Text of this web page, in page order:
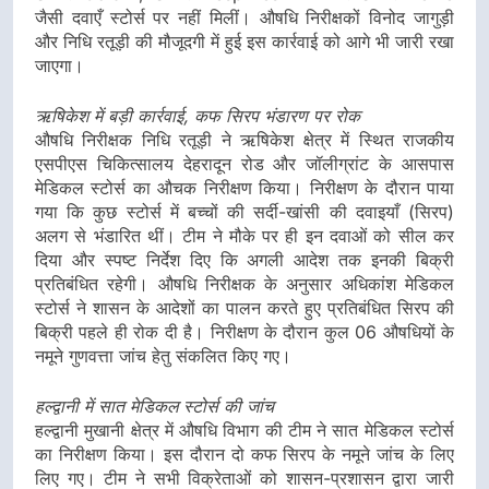
जैसी दवाएँ स्टोर्स पर नहीं मिलीं। औषधि निरीक्षकों विनोद जागुड़ी
और निधि रतूड़ी की मौजूदगी में हुई इस कार्रवाई को आगे भी जारी रखा
जाएगा।
ऋषिकेश में बड़ी कार्रवाई, कफ सिरप भंडारण पर रोक
औषधि निरीक्षक निधि रतूड़ी ने ऋषिकेश क्षेत्र में स्थित राजकीय
एसपीएस चिकित्सालय देहरादून रोड और जॉलीग्रांट के आसपास
मेडिकल स्टोर्स का औचक निरीक्षण किया। निरीक्षण के दौरान पाया
गया कि कुछ स्टोर्स में बच्चों की सर्दी-खांसी की दवाइयाँ (सिरप)
अलग से भंडारित थीं। टीम ने मौके पर ही इन दवाओं को सील कर
दिया और स्पष्ट निर्देश दिए कि अगली आदेश तक इनकी बिक्री
प्रतिबंधित रहेगी। औषधि निरीक्षक के अनुसार अधिकांश मेडिकल
स्टोर्स ने शासन के आदेशों का पालन करते हुए प्रतिबंधित सिरप की
बिक्री पहले ही रोक दी है। निरीक्षण के दौरान कुल 06 औषधियों के
नमूने गुणवत्ता जांच हेतु संकलित किए गए।
हल्द्वानी में सात मेडिकल स्टोर्स की जांच
हल्द्वानी मुखानी क्षेत्र में औषधि विभाग की टीम ने सात मेडिकल स्टोर्स
का निरीक्षण किया। इस दौरान दो कफ सिरप के नमूने जांच के लिए
लिए गए। टीम ने सभी विक्रेताओं को शासन-प्रशासन द्वारा जारी